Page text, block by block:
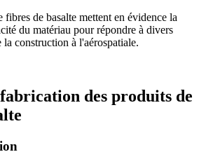
fibres de basalte mettent en évidence la
du matériau pour répondre à divers
construction à l'aérospatiale.
fabrication des produits de